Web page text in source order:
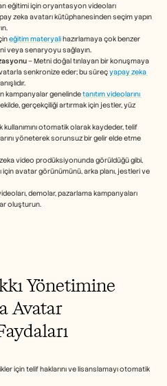
eğitimi için oryantasyon videoları
zeka avatarı kütüphanesinden seçim yapın
eğitim materyali hazırlamaya çok benzer
veya senaryoyu sağlayın.
– Metni doğal tınlayan bir konuşmaya
senkronize eder; bu süreç yapay zeka
kampanyalar genelinde tanıtım videolarını
gerçekçiliği artırmak için jestler, yüz
kullanımını otomatik olarak kaydeder, telif
yöneterek sorunsuz bir gelir elde etme
video prodüksiyonunda görüldüğü gibi,
için avatar görünümünü, arka planı, jestleri ve
demolar, pazarlama kampanyaları
oluşturun.
Yönetimine
Avatar
için telif haklarını ve lisanslamayı otomatik
a Demo
Free Trial